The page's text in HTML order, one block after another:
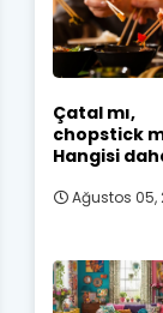
Çatal mı,
chopstick
Hangisi
Ağustos 05,